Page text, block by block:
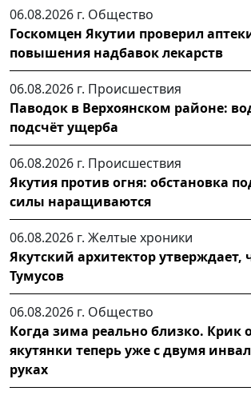
06.08.2026 г. Общество
Госкомцен Якутии проверил
повышения надбавок лекарств
06.08.2026 г. Происшествия
Паводок в Верхоянском районе:
подсчёт ущерба
06.08.2026 г. Происшествия
Якутия против огня: обстановка
силы наращиваются
06.08.2026 г. Желтые хроники
Якутский архитектор утверждает,
Тумусов
06.08.2026 г. Общество
Когда зима реально близко. Крик
якутянки теперь уже с двумя
руках